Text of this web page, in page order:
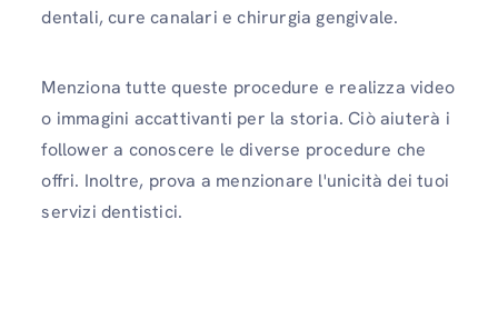
dentali, cure canalari e chirurgia gengivale.
Menziona tutte queste procedure e realizza video
o immagini accattivanti per la storia. Ciò aiuterà i
follower a conoscere le diverse procedure che
offri. Inoltre, prova a menzionare l'unicità dei tuoi
servizi dentistici.